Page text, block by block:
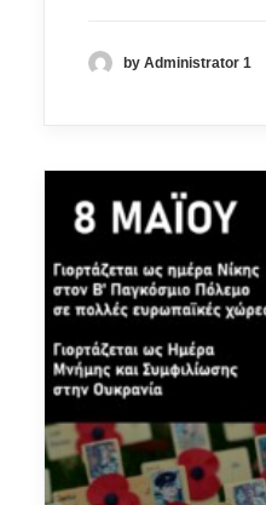
by Administrator 1